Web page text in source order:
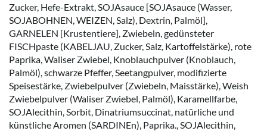
Zucker, Hefe-Extrakt, SOJAsauce [SOJAsauce (Wasser,
SOJABOHNEN, WEIZEN, Salz), Dextrin, Palmöl],
GARNELEN [Krustentiere], Zwiebeln, gedünsteter
FISCHpaste (KABELJAU, Zucker, Salz, Kartoffelstärke), rote
Paprika, Waliser Zwiebel, Knoblauchpulver (Knoblauch,
Palmöl), schwarze Pfeffer, Seetangpulver, modifizierte
Speisestärke, Zwiebelpulver (Zwiebeln, Maisstärke), Weish
Zwiebelpulver (Waliser Zwiebel, Palmöl), Karamellfarbe,
SOJAlecithin, Sorbit, Dinatriumsuccinat, natürliche und
künstliche Aromen (SARDINEn), Paprika., SOJAlecithin,